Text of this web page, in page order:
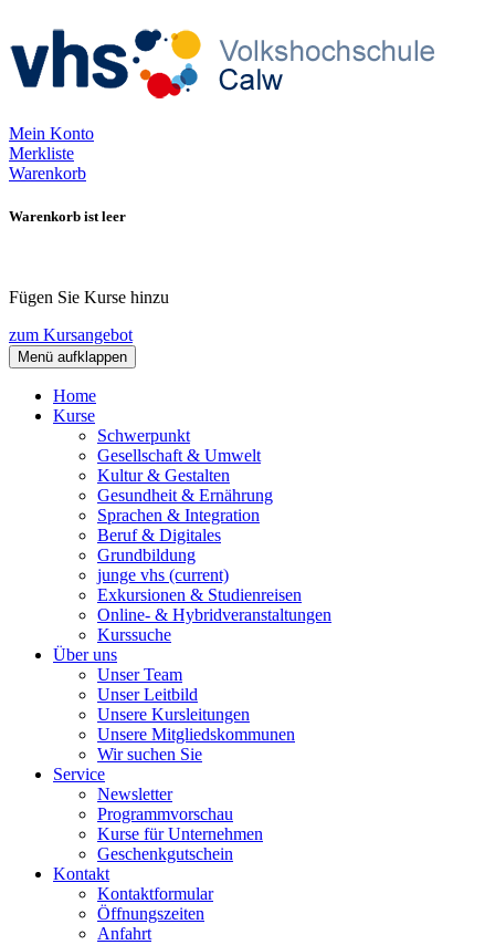
Mein Konto
Merkliste
Warenkorb
Warenkorb ist leer
Fügen Sie Kurse hinzu
zum Kursangebot
Menü aufklappen
Home
Kurse
Schwerpunkt
Gesellschaft & Umwelt
Kultur & Gestalten
Gesundheit & Ernährung
Sprachen & Integration
Beruf & Digitales
Grundbildung
junge vhs (current)
Exkursionen & Studienreisen
Online- & Hybridveranstaltungen
Kurssuche
Über uns
Unser Team
Unser Leitbild
Unsere Kursleitungen
Unsere Mitgliedskommunen
Wir suchen Sie
Service
Newsletter
Programmvorschau
Kurse für Unternehmen
Geschenkgutschein
Kontakt
Kontaktformular
Öffnungszeiten
Anfahrt